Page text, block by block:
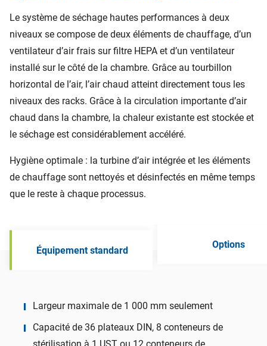
Le système de séchage hautes performances à deux
niveaux se compose de deux éléments de chauffage, d’un
ventilateur d’air frais sur filtre HEPA et d’un ventilateur
installé sur le côté de la chambre. Grâce au tourbillon
horizontal de l’air, l’air chaud atteint directement tous les
niveaux des racks. Grâce à la circulation importante d’air
chaud dans la chambre, la chaleur existante est stockée et
le séchage est considérablement accéléré.
Hygiène optimale : la turbine d’air intégrée et les éléments
de chauffage sont nettoyés et désinfectés en même temps
que le reste à chaque processus.
Équipement standard
Options
Largeur maximale de 1 000 mm seulement
Capacité de 36 plateaux DIN, 8 conteneurs de